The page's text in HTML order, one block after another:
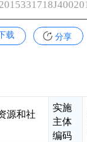
载 分享
源和社
实施
主体
编码